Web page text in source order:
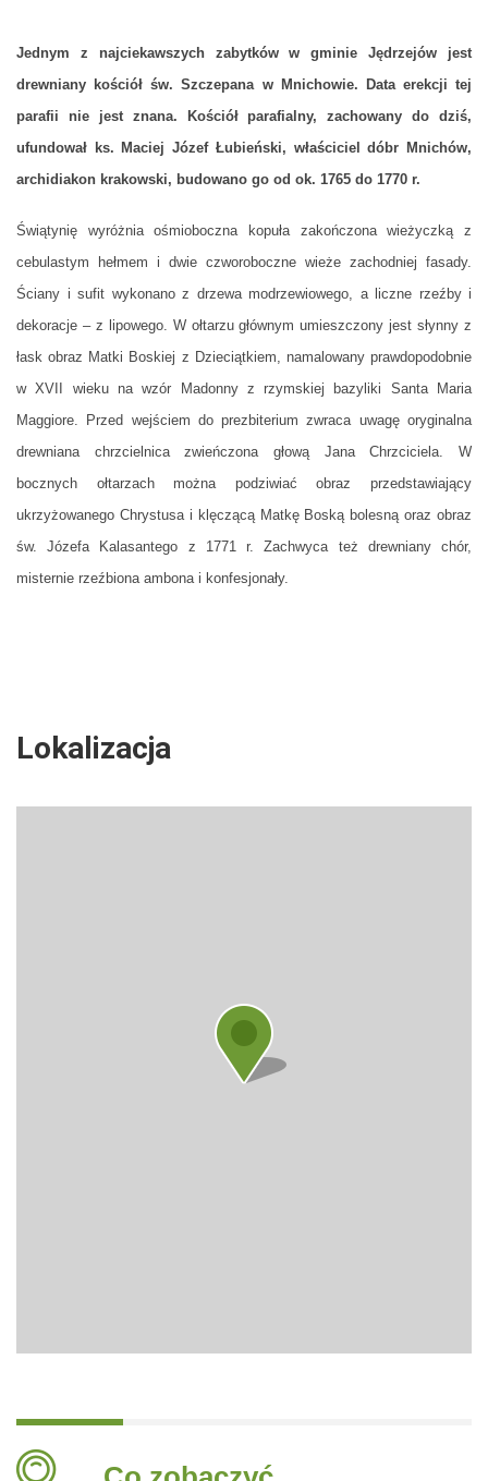
Jednym z najciekawszych zabytków w gminie Jędrzejów jest
drewniany kościół św. Szczepana w Mnichowie. Data erekcji tej
parafii nie jest znana. Kościół parafialny, zachowany do dziś,
ufundował ks. Maciej Józef Łubieński, właściciel dóbr Mnichów,
archidiakon krakowski, budowano go od ok. 1765 do 1770 r.
Świątynię wyróżnia ośmioboczna kopuła zakończona wieżyczką z
cebulastym hełmem i dwie czworoboczne wieże zachodniej fasady.
Ściany i sufit wykonano z drzewa modrzewiowego, a liczne rzeźby i
dekoracje – z lipowego. W ołtarzu głównym umieszczony jest słynny z
łask obraz Matki Boskiej z Dzieciątkiem, namalowany prawdopodobnie
w XVII wieku na wzór Madonny z rzymskiej bazyliki Santa Maria
Maggiore. Przed wejściem do prezbiterium zwraca uwagę oryginalna
drewniana chrzcielnica zwieńczona głową Jana Chrzciciela. W
bocznych ołtarzach można podziwiać obraz przedstawiający
ukrzyżowanego Chrystusa i klęczącą Matkę Boską bolesną oraz obraz
św. Józefa Kalasantego z 1771 r. Zachwyca też drewniany chór,
misternie rzeźbiona ambona i konfesjonały.
Lokalizacja